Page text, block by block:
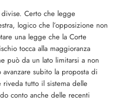
Certo che legge
logico che l’opposizione non
una legge che la Corte
tocca alla maggioranza
può da un lato limitarsi a non
subito la proposta di
riveda tutto il sistema delle
conto anche delle recenti